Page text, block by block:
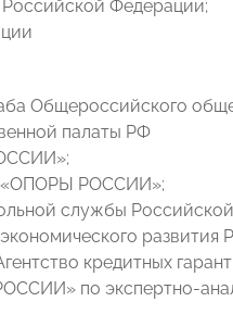
Федерации;
Общероссийского
палаты РФ
«ОПОРЫ РОССИИ»;
службы
развития
кредитных
по экспертно-